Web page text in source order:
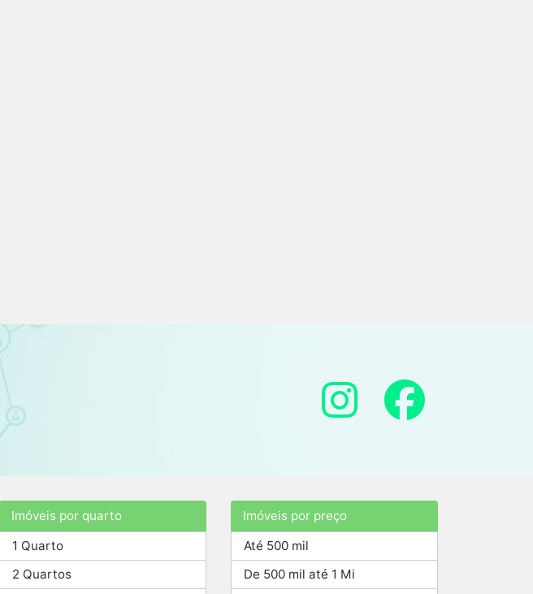
Imóveis por quarto
1 Quarto
2 Quartos
Imóveis por preço
Até 500 mil
De 500 mil até 1 Mi